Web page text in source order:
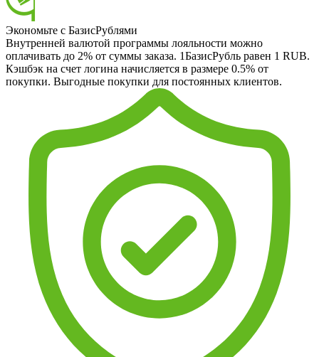
Экономьте с БазисРублями
Внутренней валютой программы лояльности можно
оплачивать до 2% от суммы заказа. 1БазисРубль равен 1 RUB.
Кэшбэк на счет логина начисляется в размере 0.5% от
покупки. Выгодные покупки для постоянных клиентов.